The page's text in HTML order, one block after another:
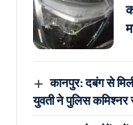
कानपुर: दबंग से
युवती ने पुलिस कमिश्नर